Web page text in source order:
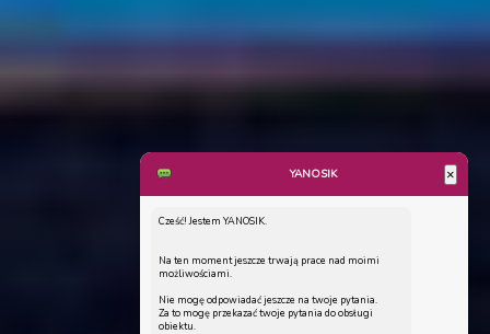
YANOSIK ×
Cześć! Jestem YANOSIK.
Na ten moment jeszcze trwają prace nad moimi
możliwościami.
Nie mogę odpowiadać jeszcze na twoje pytania.
Za to mogę przekazać twoje pytania do obsługi
obiektu.